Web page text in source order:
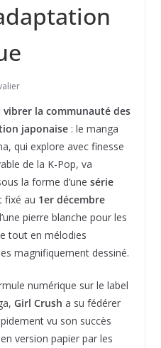
vibrer la communauté des
japonaise: le manga
qui explore avec finesse
de la K-Pop, va
la forme d’une série
fixé au 1er décembre
pierre blanche pour les
tout en mélodies
magnifiquement dessiné.
numérique sur le label
Girl Crush a su fédérer
vu son succès
version papier par les